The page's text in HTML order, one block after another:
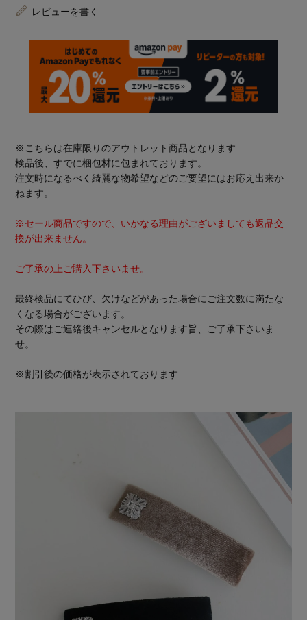
レビューを書く
※こちらは在庫限りのアウトレット商品となります
検品後、すでに梱包材に包まれております。
注文時になるべく綺麗な物希望などのご要望にはお応え出来か
ねます。
※セール商品ですので、いかなる理由がございましても返品交
換が出来ません。
ご了承の上ご購入下さいませ。
最終検品にてひび、欠けなどがあった場合にご注文数に満たな
くなる場合がございます。
その際はご連絡後キャンセルとなります旨、ご了承下さいま
せ。
※割引後の価格が表示されております